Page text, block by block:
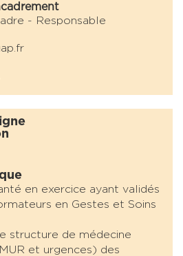
- Responsable
en exercice ayant validés
en Gestes et Soins
structure de médecine
et urgences) des